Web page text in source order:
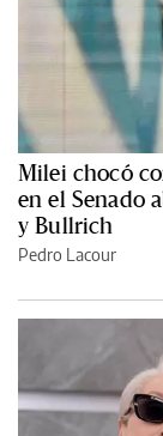
Milei chocó
en el Senado
y Bullrich
Pedro Lacour